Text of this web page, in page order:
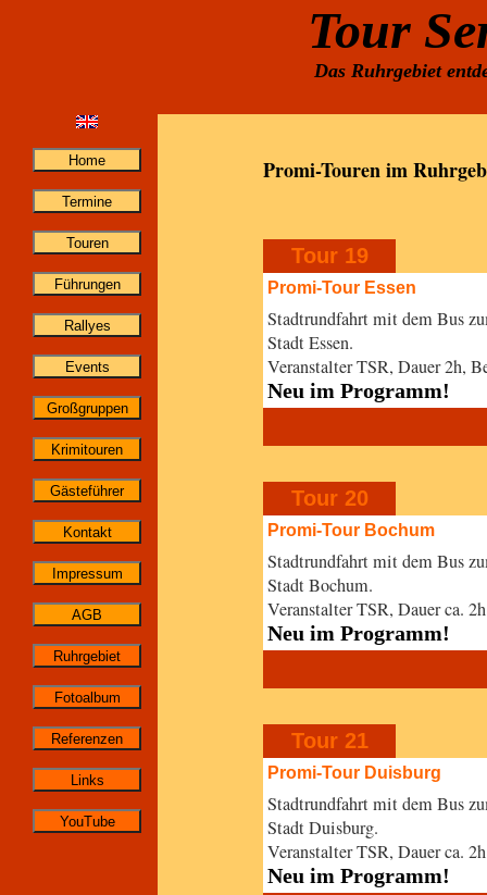
Tour
Das Ruhrgebiet
Promi-Touren im
Tour 19
Promi-Tour Essen
Stadtrundfahrt mit dem Bus
Stadt Essen.
Veranstalter TSR, Dauer 2h,
Neu im Programm!
Tour 20
Promi-Tour Bochum
Stadtrundfahrt mit dem Bus
Stadt Bochum.
Veranstalter TSR, Dauer ca.
Neu im Programm!
Tour 21
Promi-Tour Duisburg
Stadtrundfahrt mit dem Bus
Stadt Duisburg.
Veranstalter TSR, Dauer ca.
Neu im Programm!